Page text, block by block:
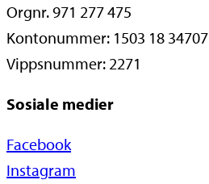
Orgnr. 971 277 475
Kontonummer: 1503 18 34707
Vippsnummer: 2271
Sosiale medier
Facebook
Instagram